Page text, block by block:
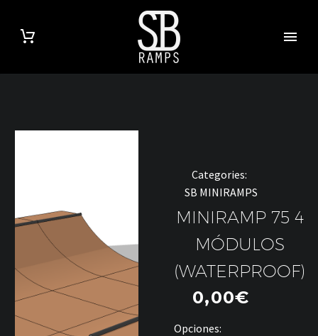
Categories:
SB MINIRAMPS
MINIRAMP 75 4
MÓDULOS
(WATERPROOF)
0,00€
Opciones